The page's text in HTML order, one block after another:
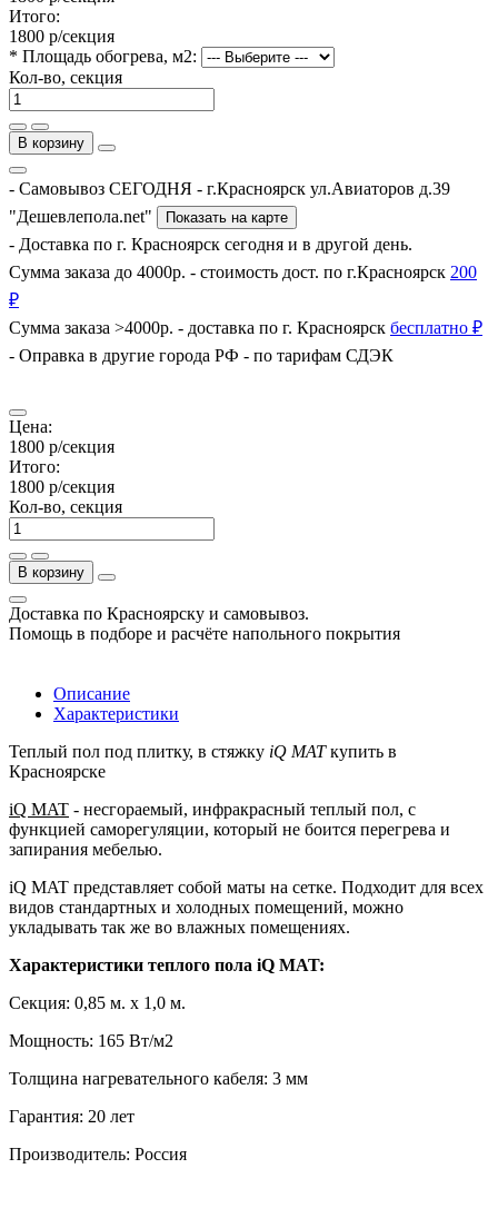
Итого:
1800 р/секция
* Площадь обогрева, м2:
Кол-во, секция
В корзину
- Самовывоз СЕГОДНЯ - г.Красноярск ул.Авиаторов д.39
"Дешевлепола.net"
Показать на карте
- Доставка по г. Красноярск сегодня и в другой день.
Сумма заказа до 4000р. - стоимость дост. по г.Красноярск 200
₽
Сумма заказа >4000р. - доставка по г. Красноярск бесплатно ₽
- Оправка в другие города РФ - по тарифам СДЭК
Цена:
1800 р/секция
Итого:
1800 р/секция
Кол-во, секция
В корзину
Доставка по Красноярску и самовывоз.
Помощь в подборе и расчёте напольного покрытия
Описание
Характеристики
Теплый пол под плитку, в стяжку iQ MATкупить в
Красноярске
iQ MAT - несгораемый, инфракрасный теплый пол, с
функцией саморегуляции, который не боится перегрева и
запирания мебелью.
iQ MAT представляет собой маты на сетке. Подходит для всех
видов стандартных и холодных помещений, можно
укладывать так же во влажных помещениях.
Характеристики теплого пола iQ MAT:
Секция: 0,85 м. х 1,0 м.
Мощность: 165 Вт/м2
Толщина нагревательного кабеля: 3 мм
Гарантия: 20 лет
Производитель: Россия